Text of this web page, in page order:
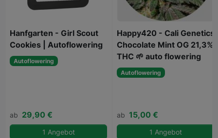
Hanfgarten - Girl Scout
Cookies | Autoflowering
Autoflowering
ab 29,90 €
1 Angebot
Happy420 - Cali Genetics
Chocolate Mint OG 21,3%
THC 🌱 auto flowering
Autoflowering
ab 15,00 €
1 Angebot